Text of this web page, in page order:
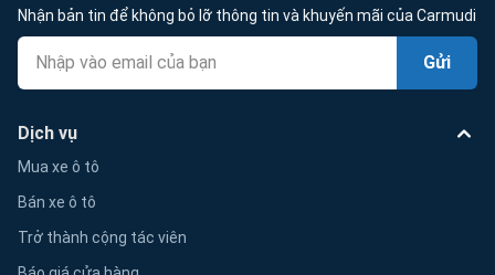
Nhận bản tin để không bỏ lỡ thông tin và khuyến mãi của Carmudi
Gửi
Dịch vụ
Mua xe ô tô
Bán xe ô tô
Trở thành cộng tác viên